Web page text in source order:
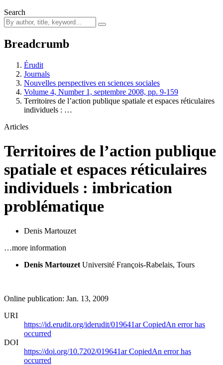
Search
Breadcrumb
Érudit
Journals
Nouvelles perspectives en sciences sociales
Volume 4, Number 1, septembre 2008, pp. 9-159
Territoires de l’action publique spatiale et espaces réticulaires
individuels : …
Articles
Territoires de l’action publique
spatiale et espaces réticulaires
individuels : imbrication
problématique
Denis Martouzet
…more information
Denis Martouzet Université François-Rabelais, Tours
Online publication: Jan. 13, 2009
URI
https://id.erudit.org/iderudit/019641arCopiedAn error has
occurred
DOI
https://doi.org/10.7202/019641arCopiedAn error has
occurred